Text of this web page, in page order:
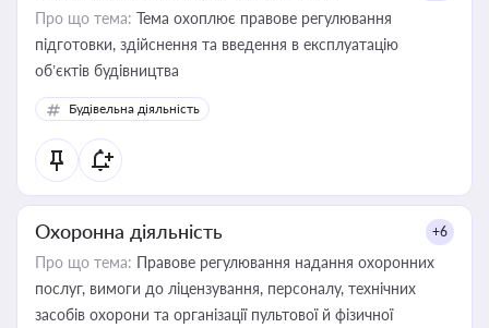
Про що тема: Тема охоплює правове регулювання
підготовки, здійснення та введення в експлуатацію
об’єктів будівництва
Будівельна діяльність
Охоронна діяльність +6
Про що тема: Правове регулювання надання охоронних
послуг, вимоги до ліцензування, персоналу, технічних
засобів охорони та організації пультової й фізичної